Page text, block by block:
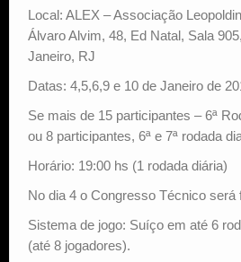
Local: ALEX – Associação
Álvaro Alvim, 48, Ed Natal, Sala
Janeiro, RJ
Datas: 4,5,6,9 e 10 de Janeiro de
Se mais de 15 participantes – 6ª
ou 8 participantes, 6ª e 7ª rodada
Horário: 19:00 hs (1 rodada diária)
No dia 4 o Congresso Técnico será
Sistema de jogo: Suíço em até 6
(até 8 jogadores).